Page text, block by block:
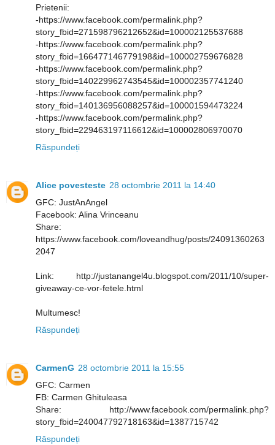
Prietenii:
-https://www.facebook.com/permalink.php?
story_fbid=271598796212652&id=100002125537688
-https://www.facebook.com/permalink.php?
story_fbid=166477146779198&id=100002759676828
-https://www.facebook.com/permalink.php?
story_fbid=140229962743545&id=100002357741240
-https://www.facebook.com/permalink.php?
story_fbid=140136956088257&id=100001594473224
-https://www.facebook.com/permalink.php?
story_fbid=229463197116612&id=100002806970070
Răspundeți
Alice povesteste 28 octombrie 2011 la 14:40
GFC: JustAnAngel
Facebook: Alina Vrinceanu
Share:
https://www.facebook.com/loveandhug/posts/24091360263
2047
Link: http://justanangel4u.blogspot.com/2011/10/super-
giveaway-ce-vor-fetele.html
Multumesc!
Răspundeți
CarmenG 28 octombrie 2011 la 15:55
GFC: Carmen
FB: Carmen Ghituleasa
Share: http://www.facebook.com/permalink.php?
story_fbid=240047792718163&id=1387715742
Răspundeți